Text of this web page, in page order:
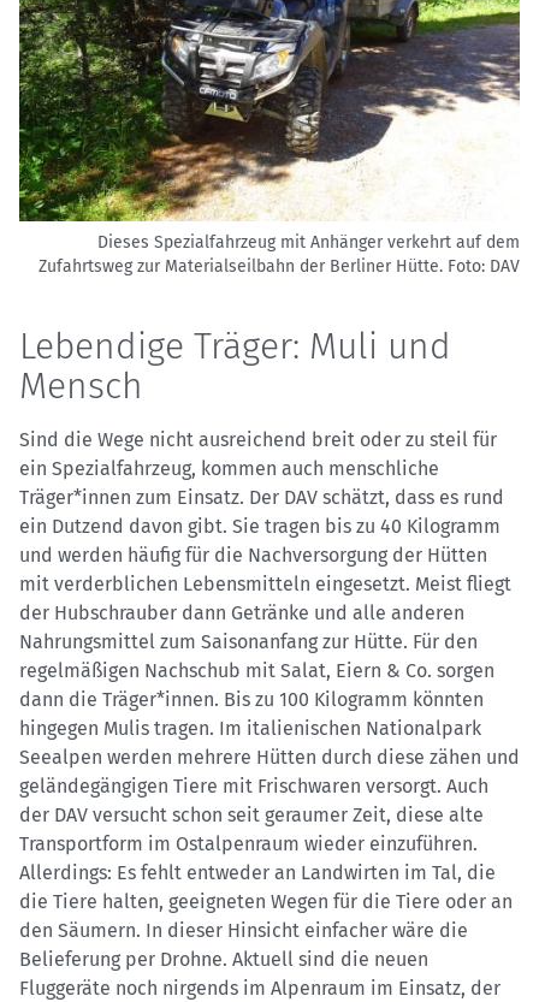
Dieses Spezialfahrzeug mit Anhänger verkehrt auf dem
Zufahrtsweg zur Materialseilbahn der Berliner Hütte. Foto: DAV
Lebendige Träger: Muli und
Mensch
Sind die Wege nicht ausreichend breit oder zu steil für
ein Spezialfahrzeug, kommen auch menschliche
Träger*innen zum Einsatz. Der DAV schätzt, dass es rund
ein Dutzend davon gibt. Sie tragen bis zu 40 Kilogramm
und werden häufig für die Nachversorgung der Hütten
mit verderblichen Lebensmitteln eingesetzt. Meist fliegt
der Hubschrauber dann Getränke und alle anderen
Nahrungsmittel zum Saisonanfang zur Hütte. Für den
regelmäßigen Nachschub mit Salat, Eiern & Co. sorgen
dann die Träger*innen. Bis zu 100 Kilogramm könnten
hingegen Mulis tragen. Im italienischen Nationalpark
Seealpen werden mehrere Hütten durch diese zähen und
geländegängigen Tiere mit Frischwaren versorgt. Auch
der DAV versucht schon seit geraumer Zeit, diese alte
Transportform im Ostalpenraum wieder einzuführen.
Allerdings: Es fehlt entweder an Landwirten im Tal, die
die Tiere halten, geeigneten Wegen für die Tiere oder an
den Säumern. In dieser Hinsicht einfacher wäre die
Belieferung per Drohne. Aktuell sind die neuen
Fluggeräte noch nirgends im Alpenraum im Einsatz, der